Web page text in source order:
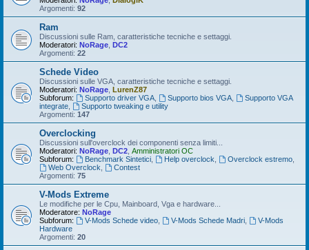
Argomenti: 92
Ram
Discussioni sulle Ram, caratteristiche tecniche e settaggi.
Moderatori: NoRage DC2
Argomenti: 22
Schede Video
Discussioni sulle VGA, caratteristiche tecniche e settaggi.
Moderatori: NoRage LurenZ87
Subforum:
Supporto driver VGA, Supporto bios VGA,
Supporto VGA
integrate
Supporto tweaking e utility
Argomenti: 147
Overclocking
Discussioni sull'overclock dei componenti senza limiti...
Moderatori: NoRage DC2 Amministratori OC
Subforum:
Benchmark Sintetici, Help overclock Overclock estremo,
Web Overclock
Contest
Argomenti: 75
V-Mods Extreme
Le modifiche per le Cpu, Mainboard, Vga e hardware...
Moderatore: NoRage
Subforum:
V-Mods Schede video, V-Mods Schede Madri,
V-Mods
Hardware
Argomenti: 20